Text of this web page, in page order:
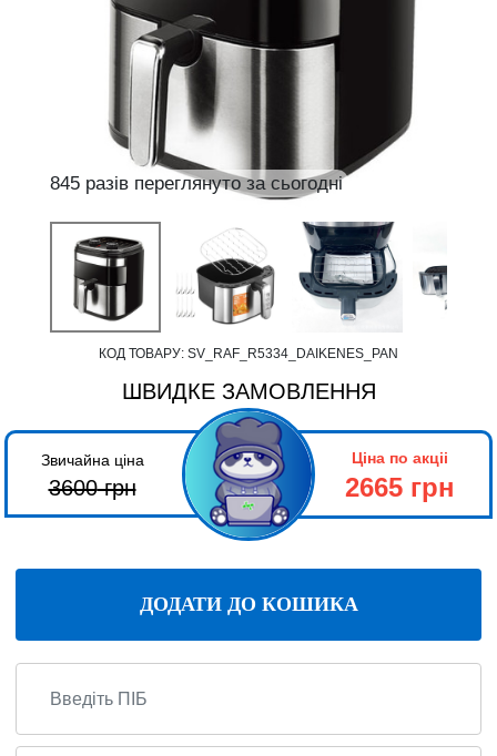
845 разів переглянуто за сьогодні
КОД ТОВАРУ: SV_RAF_R5334_DAIKENES_PAN
ШВИДКЕ ЗАМОВЛЕННЯ
Звичайна ціна
3600грн
Ціна по акціі
2665 грн
ДОДАТИ ДО КОШИКА